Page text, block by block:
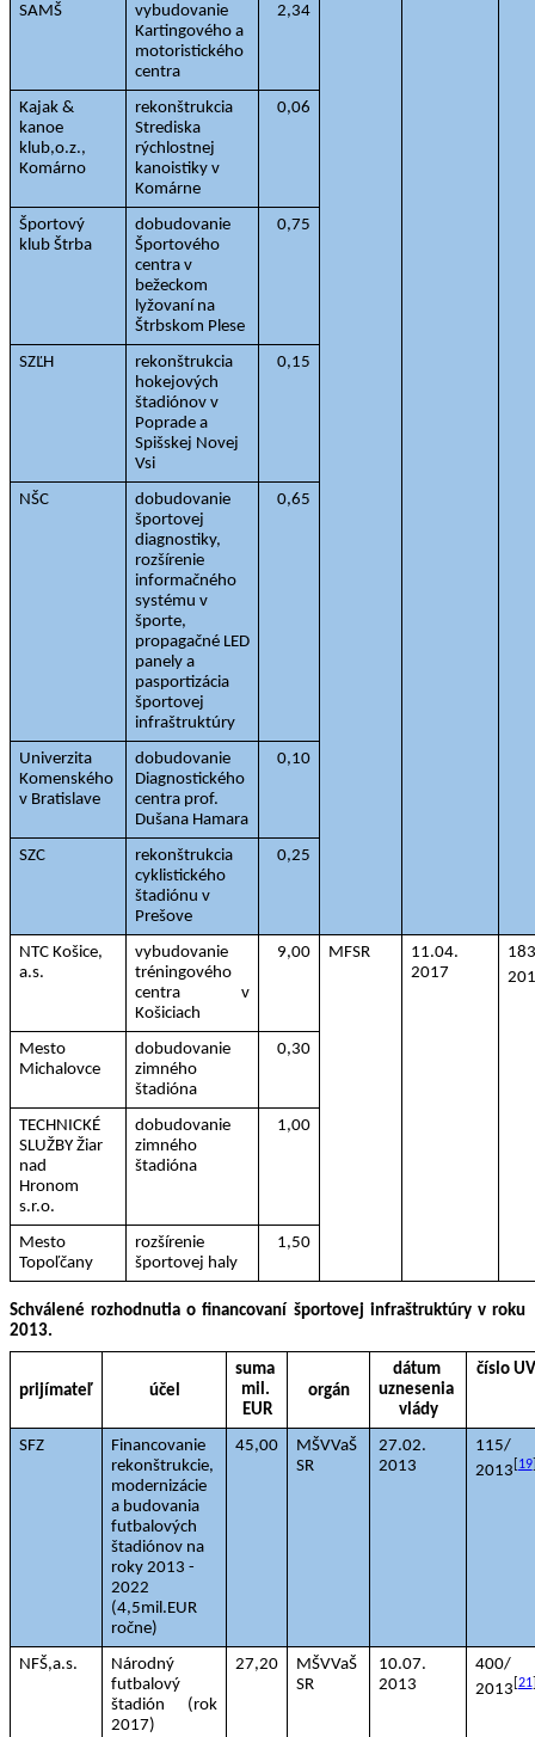
SAMŠ
vybudovanie
Kartingového a
motoristického
centra
2,34
Kajak &
kanoe
klub,o.z.,
Komárno
rekonštrukcia
Strediska
rýchlostnej
kanoistiky v
Komárne
0,06
Športový
klub Štrba
dobudovanie
Športového
centra v
bežeckom
lyžovaní na
Štrbskom Plese
0,75
SZĽH
rekonštrukcia
hokejových
štadiónov v
Poprade a
Spišskej Novej
Vsi
0,15
NŠC
dobudovanie
športovej
diagnostiky,
rozšírenie
informačného
systému v
športe,
propagačné LED
panely a
pasportizácia
športovej
infraštruktúry
0,65
Univerzita
Komenského
v Bratislave
dobudovanie
Diagnostického
centra prof.
Dušana Hamara
0,10
SZC
rekonštrukcia
cyklistického
štadiónu v
Prešove
0,25
NTC Košice,
a.s.
vybudovanie
tréningového
centra v
Košiciach
9,00 MFSR
11.04.
2017
Mesto
Michalovce
dobudovanie
zimného
štadióna
0,30
TECHNICKÉ
SLUŽBY Žiar
nad
Hronom
s.r.o.
dobudovanie
zimného
štadióna
1,00
Mesto
Topoľčany
rozšírenie
športovej haly
1,50
Schválené rozhodnutia o financovaní športovej infraštruktúry v roku
2013.
prijímateľ účel
suma
mil.
EUR
orgán
dátum
uznesenia
vlády
číslo UV
SFZ
Financovanie
rekonštrukcie,
modernizácie
a budovania
futbalových
štadiónov na
roky 2013 -
2022
(4,5mil.EUR
ročne)
45,00
MŠVVaŠ
SR
27.02.
2013
115/
2013 19
NFŠ,a.s.
Národný
futbalový
štadión (rok
2017)
27,20
MŠVVaŠ
SR
10.07.
2013
400/
2013 21